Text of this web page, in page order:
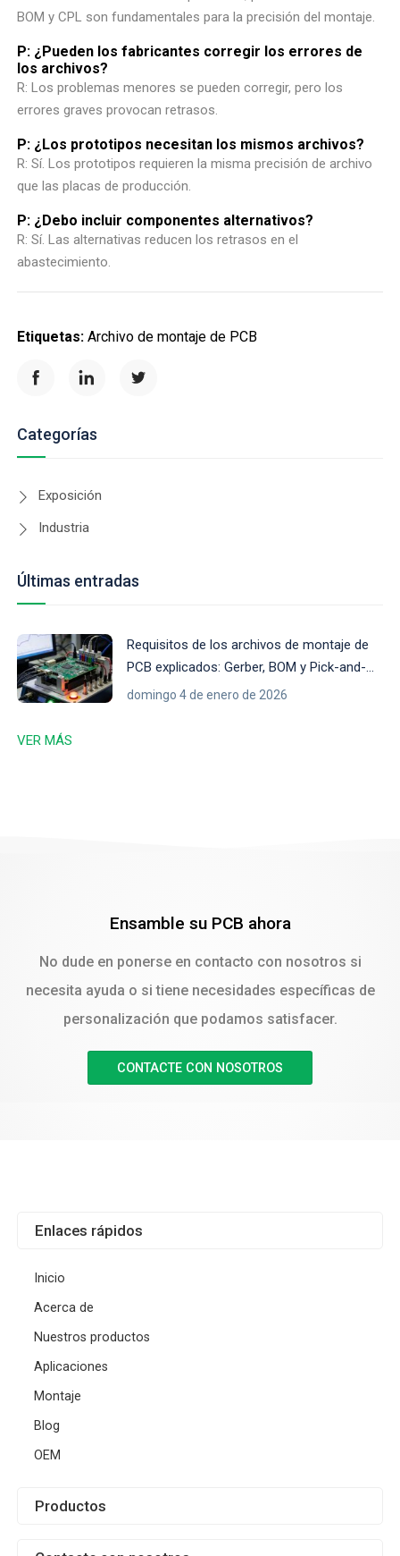
BOM y CPL son fundamentales para la precisión del montaje.
P: ¿Pueden los fabricantes corregir los errores de
los archivos?
R: Los problemas menores se pueden corregir, pero los
errores graves provocan retrasos.
P: ¿Los prototipos necesitan los mismos archivos?
R: Sí. Los prototipos requieren la misma precisión de archivo
que las placas de producción.
P: ¿Debo incluir componentes alternativos?
R: Sí. Las alternativas reducen los retrasos en el
abastecimiento.
Etiquetas: Archivo de montaje de PCB
Categorías
Exposición
Industria
Últimas entradas
Requisitos de los archivos de montaje de
PCB explicados: Gerber, BOM y Pick-and-
Place
domingo 4 de enero de 2026
VER MÁS
Ensamble su PCB ahora
No dude en ponerse en contacto con nosotros si
necesita ayuda o si tiene necesidades específicas de
personalización que podamos satisfacer.
CONTACTE CON NOSOTROS
Enlaces rápidos
Inicio
Acerca de
Nuestros productos
Aplicaciones
Montaje
Blog
OEM
Productos